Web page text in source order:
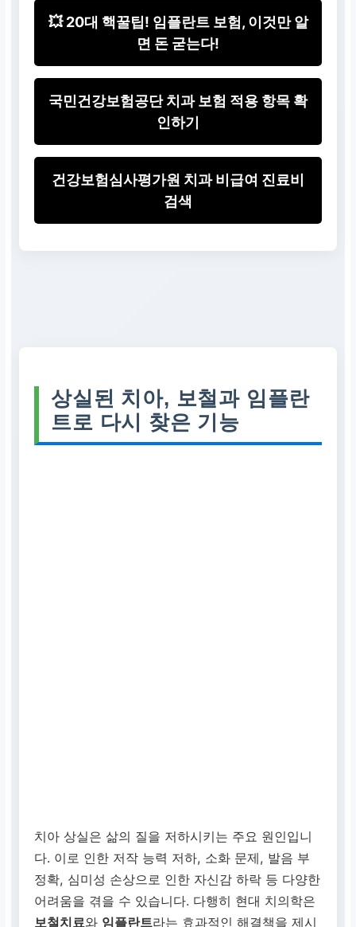
💥 20대 핵꿀팁! 임플란트 보험, 이것만 알
면 돈 굳는다!
국민건강보험공단 치과 보험 적용 항목 확
인하기
건강보험심사평가원 치과 비급여 진료비
검색
상실된 치아, 보철과 임플란
트로 다시 찾은 기능
치아 상실은 삶의 질을 저하시키는 주요 원인입니
다. 이로 인한 저작 능력 저하, 소화 문제, 발음 부
정확, 심미성 손상으로 인한 자신감 하락 등 다양한
어려움을 겪을 수 있습니다. 다행히 현대 치의학은
보철치료와 임플란트라는 효과적인 해결책을 제시